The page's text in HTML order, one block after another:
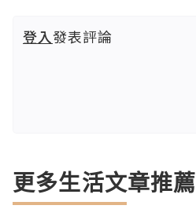
登入發表評論
更多生活文章推薦